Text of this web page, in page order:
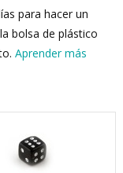
para hacer un
bolsa de plástico
Aprender más